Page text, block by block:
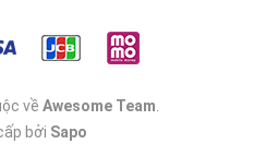
về Awesome Team
bởi Sapo